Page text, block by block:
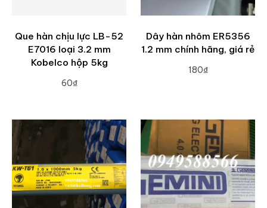
Que hàn chịu lực LB-52
E7016 loại 3.2 mm
Kobelco hộp 5kg
60₫
Dây hàn nhôm ER5356
1.2 mm chính hãng, giá rẻ
180₫